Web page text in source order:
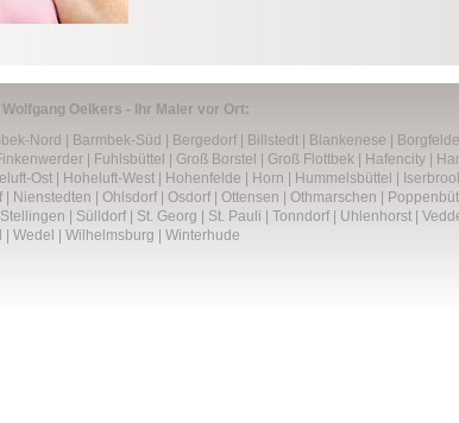
Oelkers - Ihr Maler vor Ort:
Nord Barmbek-Süd Bergedorf| Billstedt| Blankenese Borgfelde
| Fuhlsbüttel Groß Borstel Groß Flottbek| Hafencity|
Ost| Hoheluft-West Hohenfelde Horn Hummelsbüttel
| Nienstedten Ohlsdorf| Osdorf| Ottensen Othmarschen
Stellingen Sülldorf| St. Georg St. Pauli Tonndorf| Uhlenhorst
Wedel Wilhelmsburg Winterhude